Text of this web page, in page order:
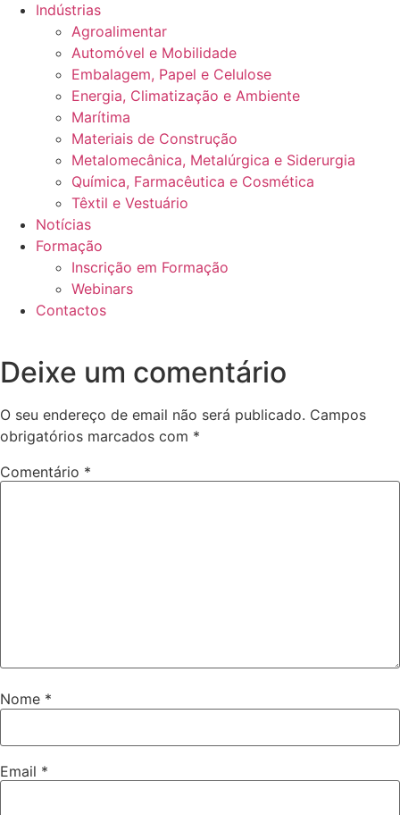
Indústrias
Agroalimentar
Automóvel e Mobilidade
Embalagem, Papel e Celulose
Energia, Climatização e Ambiente
Marítima
Materiais de Construção
Metalomecânica, Metalúrgica e Siderurgia
Química, Farmacêutica e Cosmética
Têxtil e Vestuário
Notícias
Formação
Inscrição em Formação
Webinars
Contactos
Deixe um comentário
O seu endereço de email não será publicado. Campos
obrigatórios marcados com *
Comentário *
Nome *
Email *